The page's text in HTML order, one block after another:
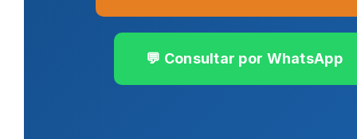
💬 Consultar por WhatsApp